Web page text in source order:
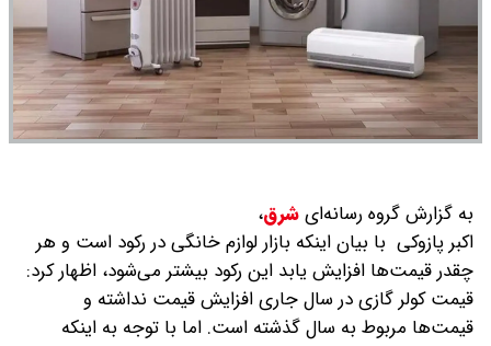
به گزارش گروه رسانه‌ایشرق،
اکبر پازوکی با بیان اینکه بازار لوازم خانگی در رکود است و هر
چقدر قیمت‌ها افزایش یابد این رکود بیشتر می‌شود، اظهار کرد:
قیمت کولر گازی در سال جاری افزایش قیمت نداشته و
قیمت‌ها مربوط به سال گذشته است. اما با توجه به اینکه